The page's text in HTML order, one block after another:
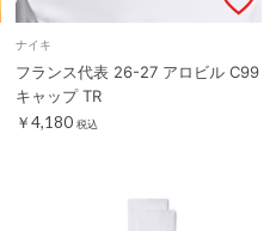
ナイキ
フランス代表 26-27 アロビル C99
キャップ TR
￥4,180 税込